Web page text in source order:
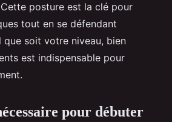
posture est la clé pour
tout en se défendant
que soit votre niveau, bien
est indispensable pour
pour débuter